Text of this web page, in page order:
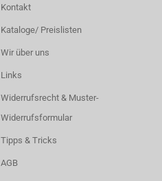
Kontakt
Kataloge/ Preislisten
Wir über uns
Links
Widerrufsrecht & Muster-
Widerrufsformular
Tipps & Tricks
AGB